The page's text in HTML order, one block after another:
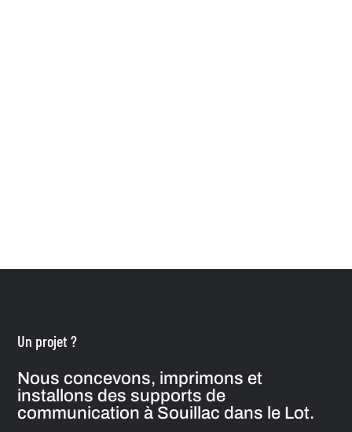
Un projet ?
Nous concevons, imprimons et
installons des supports de
communication à Souillac dans le Lot.